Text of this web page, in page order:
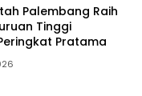
Palembang Raih
Tinggi
Pratama